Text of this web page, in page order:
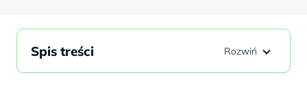
Spis treści